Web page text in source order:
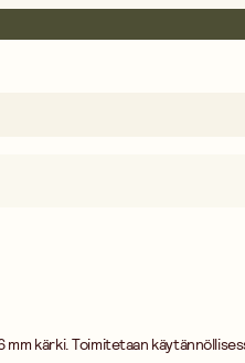
kärki. Toimitetaan